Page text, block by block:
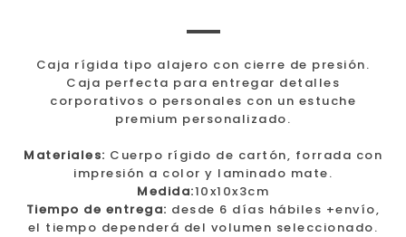
Caja rígida tipo alajero con cierre de presión.
Caja perfecta para entregar detalles
corporativos o personales con un estuche
premium personalizado.
Materiales: Cuerpo rígido de cartón, forrada con
impresión a color y laminado mate.
Medida:10x10x3cm
Tiempo de entrega: desde 6 días hábiles +envío,
el tiempo dependerá del volumen seleccionado.